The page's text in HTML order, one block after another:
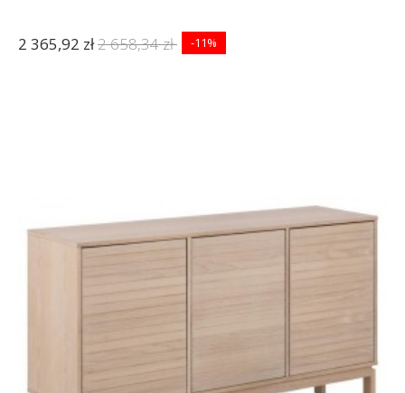
2 365,92 zł2 658,34 zł -11%